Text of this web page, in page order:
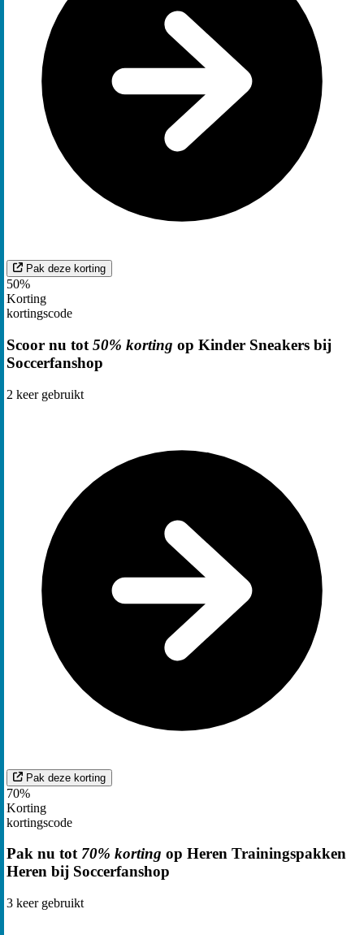
Pak deze korting
50%
Korting
kortingscode
Scoor nu tot 50% korting op Kinder Sneakers bij
Soccerfanshop
2 keer gebruikt
Pak deze korting
70%
Korting
kortingscode
Pak nu tot 70% korting op Heren Trainingspakken
Heren bij Soccerfanshop
3 keer gebruikt